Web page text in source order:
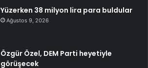
Yüzerken 38 milyon lira para buldular
Ağustos 9, 2026
Özgür Özel, DEM Parti heyetiyle
görüşecek